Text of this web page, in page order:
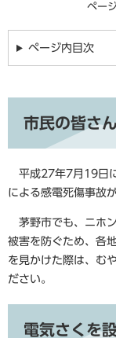
ペー
ページ内目次
市民の皆さ
平成27年7月19日
による感電死傷事故
茅野市でも、ニホ
被害を防ぐため、各
を見かけた際は、む
ださい。
電気さくを